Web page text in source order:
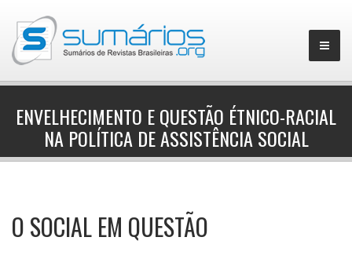
ENVELHECIMENTO E QUESTÃO ÉTNICO-RACIAL
NA POLÍTICA DE ASSISTÊNCIA SOCIAL
O SOCIAL EM QUESTÃO